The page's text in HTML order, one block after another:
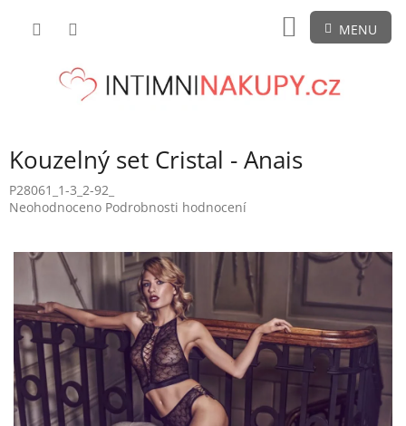
NÁKUPNÍ
KOŠÍK
Kouzelný set Cristal - Anais
P28061_1-3_2-92_
Průměrné
5
hvězdiček.
Neohodnoceno Podrobnosti hodnocení